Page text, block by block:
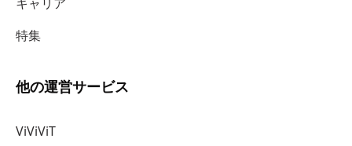
キャリア
特集
他の運営サービス
ViViViT